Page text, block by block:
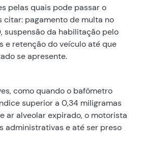
pelas quais pode passar o
citar: pagamento de multa no
suspensão da habilitação pelo
e retenção do veículo até que
se apresente.
como quando o bafômetro
superior a 0,34 miligramas
ar alveolar expirado, o motorista
administrativas e até ser preso